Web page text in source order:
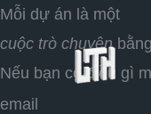
Skip
to
content
Mỗi dự án là một
cuộc trò chuyện
Nếu bạn có điều gì
email